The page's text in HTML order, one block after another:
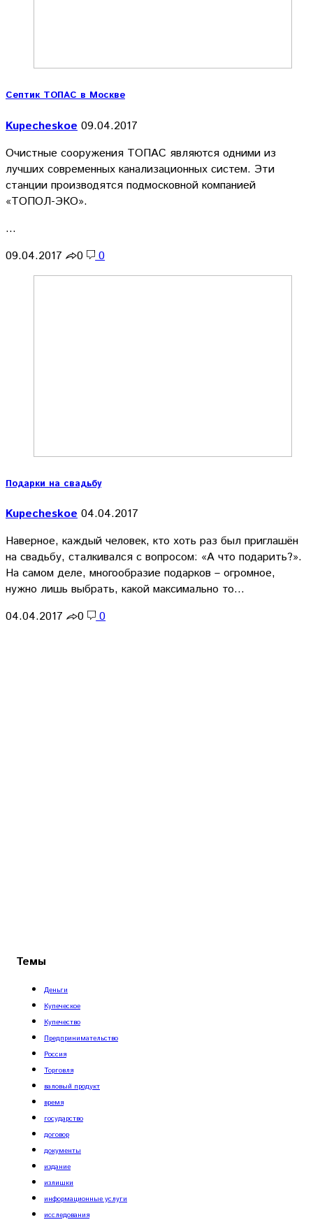
Септик ТОПАС в Москве
Kupecheskoe 09.04.2017
Очистные сооружения ТОПАС являются одними из
лучших современных канализационных систем. Эти
станции производятся подмосковной компанией
«ТОПОЛ-ЭКО».
…
09.04.2017
0 0
Подарки на свадьбу
Kupecheskoe 04.04.2017
Наверное, каждый человек, кто хоть раз был приглашён
на свадьбу, сталкивался с вопросом: «А что подарить?».
На самом деле, многообразие подарков – огромное,
нужно лишь выбрать, какой максимально то…
04.04.2017
0 0
Темы
Деньги
Купеческое
Купечество
Предпринимательство
Россия
Торговля
валовый продукт
время
государство
договор
документы
издание
излишки
информационные услуги
исследования